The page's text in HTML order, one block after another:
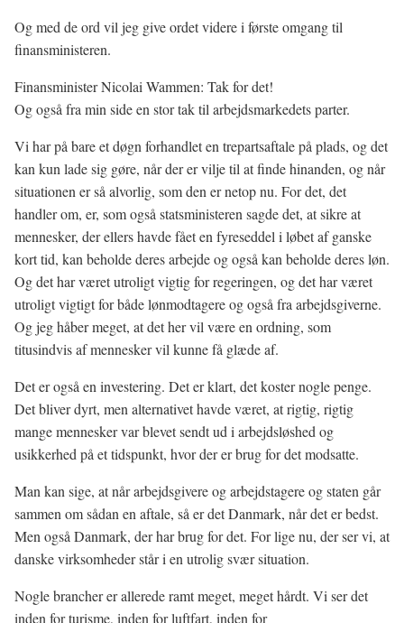
Og med de ord vil jeg give ordet videre i første omgang til
finansministeren.
Finansminister Nicolai Wammen: Tak for det!
Og også fra min side en stor tak til arbejdsmarkedets parter.
Vi har på bare et døgn forhandlet en trepartsaftale på plads, og det
kan kun lade sig gøre, når der er vilje til at finde hinanden, og når
situationen er så alvorlig, som den er netop nu. For det, det
handler om, er, som også statsministeren sagde det, at sikre at
mennesker, der ellers havde fået en fyreseddel i løbet af ganske
kort tid, kan beholde deres arbejde og også kan beholde deres løn.
Og det har været utroligt vigtig for regeringen, og det har været
utroligt vigtigt for både lønmodtagere og også fra arbejdsgiverne.
Og jeg håber meget, at det her vil være en ordning, som
titusindvis af mennesker vil kunne få glæde af.
Det er også en investering. Det er klart, det koster nogle penge.
Det bliver dyrt, men alternativet havde været, at rigtig, rigtig
mange mennesker var blevet sendt ud i arbejdsløshed og
usikkerhed på et tidspunkt, hvor der er brug for det modsatte.
Man kan sige, at når arbejdsgivere og arbejdstagere og staten går
sammen om sådan en aftale, så er det Danmark, når det er bedst.
Men også Danmark, der har brug for det. For lige nu, der ser vi, at
danske virksomheder står i en utrolig svær situation.
Nogle brancher er allerede ramt meget, meget hårdt. Vi ser det
inden for turisme, inden for luftfart, inden for